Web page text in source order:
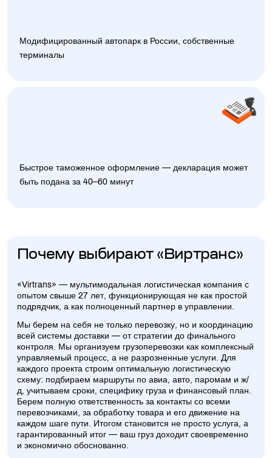
Модифицированный автопарк в России, собственные
терминалы
Быстрое таможенное оформление — декларация может
быть подана за 40–60 минут
Почему выбирают «Виртранс»
«Virtrans» — мультимодальная логистическая компания с
опытом свыше 27 лет, функционирующая не как простой
подрядчик, а как полноценный партнер в управлении.
Мы берем на себя не только перевозку, но и координацию
всей системы доставки — от стратегии до финального
контроля. Мы организуем грузоперевозки как комплексный
управляемый процесс, а не разрозненные услуги. Для
каждого проекта строим оптимальную логистическую
схему: подбираем маршруты по авиа, авто, паромам и ж/
д, учитываем сроки, специфику груза и финансовый план.
Берем полную ответственность за контакты со всеми
перевозчиками, за обработку товара и его движение на
каждом шаге пути. Итогом становится не просто услуга, а
гарантированный итог — ваш груз доходит своевременно
и экономично обоснованно.